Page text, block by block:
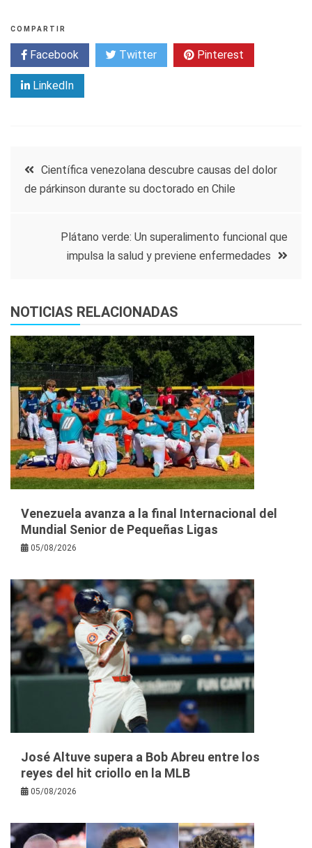
COMPARTIR
Facebook Twitter Pinterest
LinkedIn
Navegación
entradas
Científica venezolana descubre causas del dolor
de párkinson durante su doctorado en Chile
Plátano verde: Un superalimento funcional que
impulsa la salud y previene enfermedades
NOTICIAS RELACIONADAS
Venezuela avanza a la final Internacional del
Mundial Senior de Pequeñas Ligas
05/08/2026
José Altuve supera a Bob Abreu entre los
reyes del hit criollo en la MLB
05/08/2026